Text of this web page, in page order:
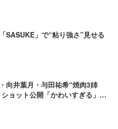
SASUKE」で“粘り強さ”見せる
向井葉月・与田祐希“焼肉3姉
ョット公開「かわいすぎる」